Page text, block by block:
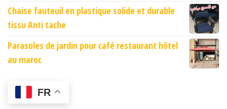
Chaise fauteuil en plastique solide et durable
tissu Anti tache
Parasoles de jardin pour café restaurant hôtel
au maroc
FR